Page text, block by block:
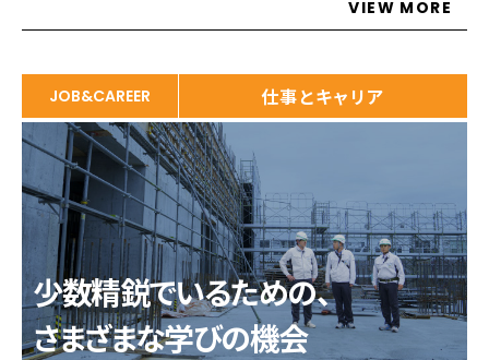
VIEW MORE
JOB&CAREER 仕事とキャリア
少数精鋭でいるための、
さまざまな学びの機会